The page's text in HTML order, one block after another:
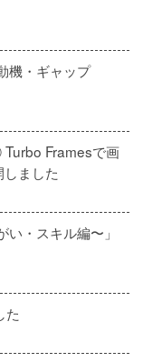
機・ギャップ
Turbo Framesで画
ました
・スキル編〜」
た